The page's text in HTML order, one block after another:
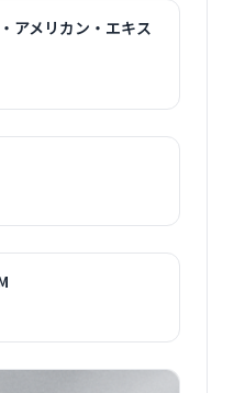
アメリカン・エキス